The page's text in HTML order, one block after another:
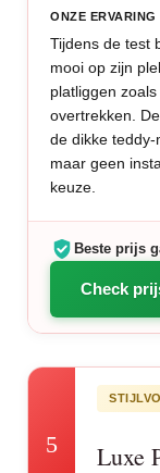
ONZE ERVARING
Tijdens de test
mooi op zijn
platliggen
overtrekken.
de dikke teddy-
maar geen
keuze.
Beste prijs
Check
5 Luxe